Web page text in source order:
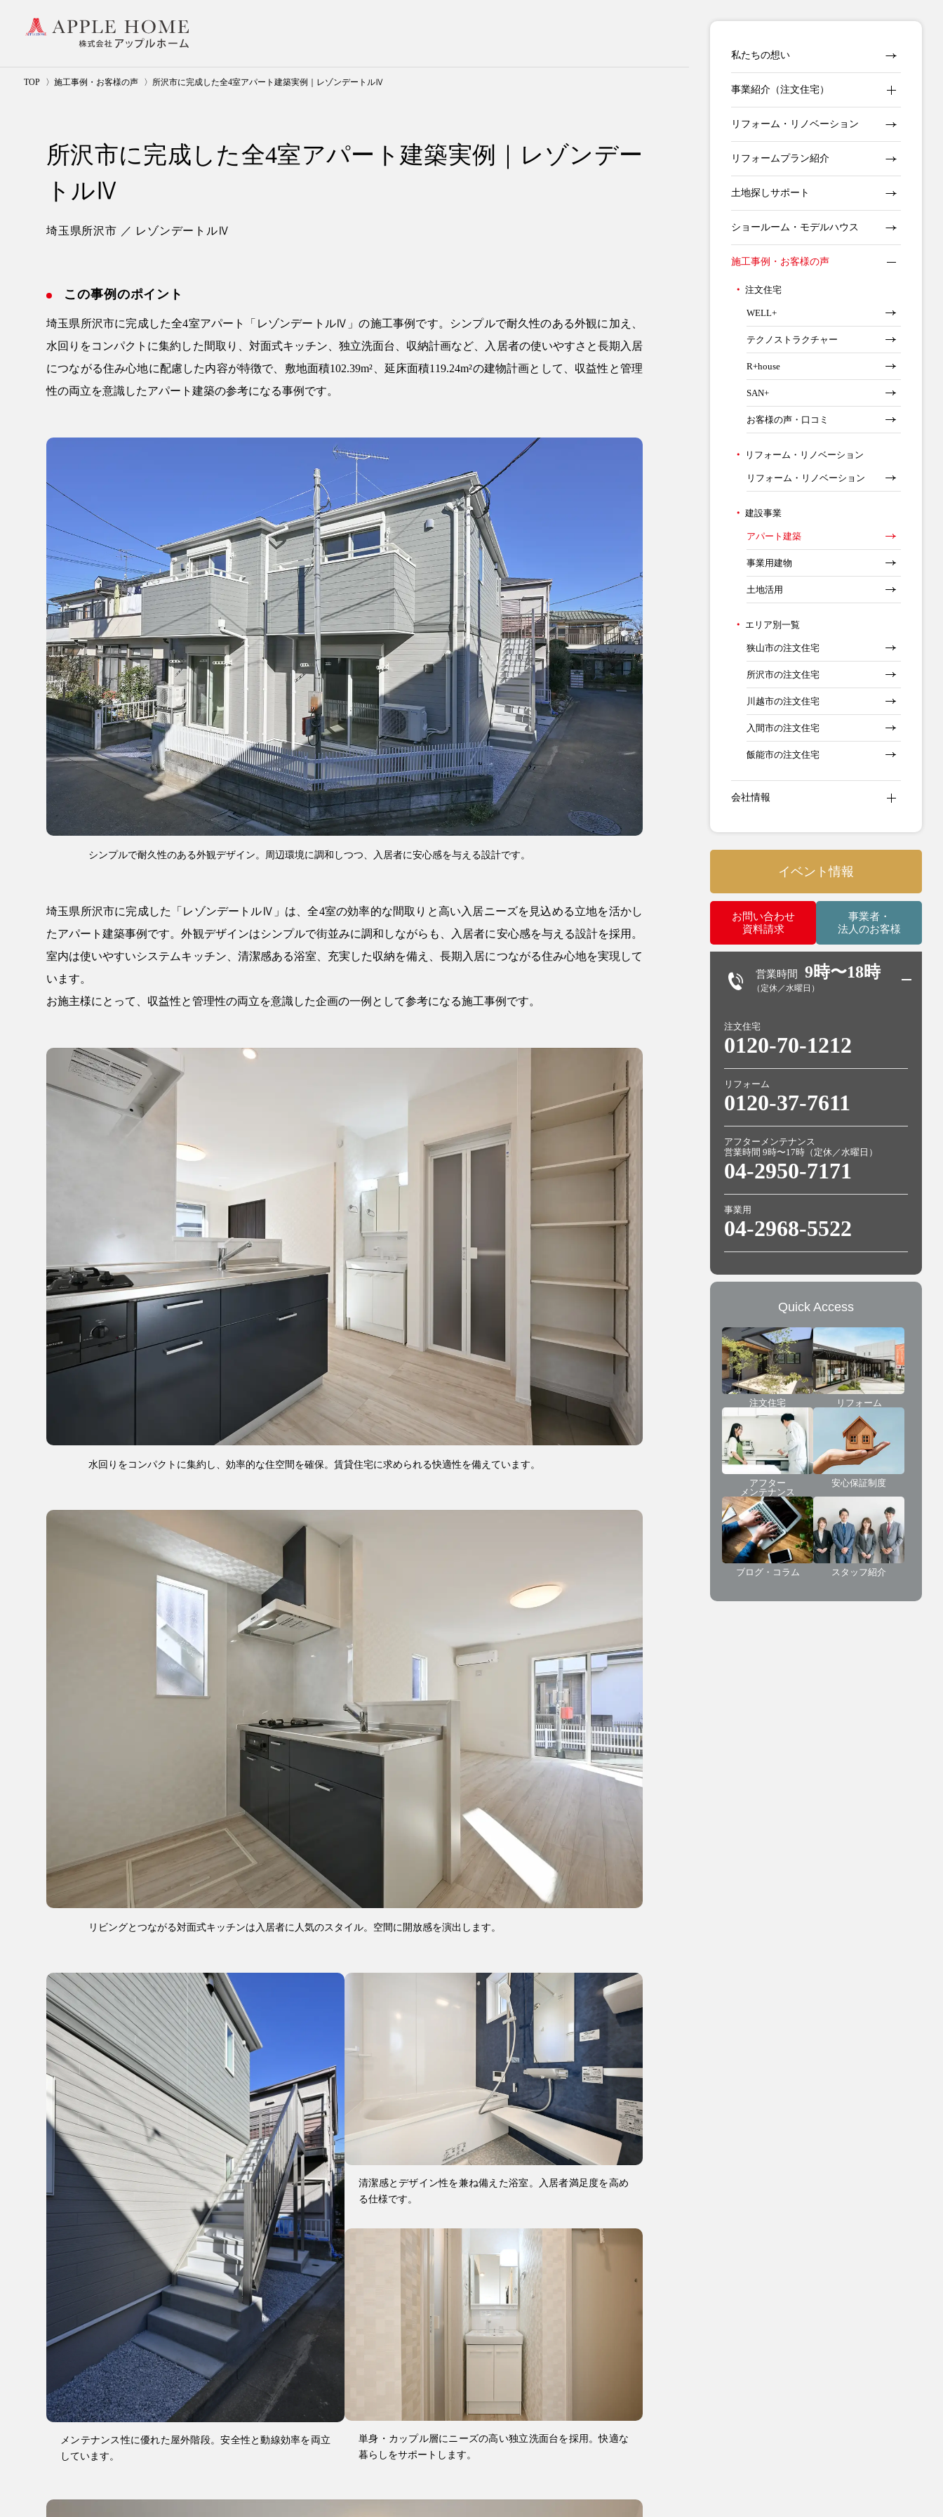
TOP 施工事例・お客様の声 所沢市に完成した全4室アパート建築実例｜レゾンデートルⅣ
所沢市に完成した全4室アパート建築実例｜レゾンデー
トルⅣ
埼玉県所沢市 ／ レゾンデートルⅣ
この事例のポイント
埼玉県所沢市に完成した全4室アパート「レゾンデートルⅣ」の施工事例です。シンプルで耐久性のある外観に加え、
水回りをコンパクトに集約した間取り、対面式キッチン、独立洗面台、収納計画など、入居者の使いやすさと長期入居
につながる住み心地に配慮した内容が特徴で、敷地面積102.39m²、延床面積119.24m²の建物計画として、収益性と管理
性の両立を意識したアパート建築の参考になる事例です。
シンプルで耐久性のある外観デザイン。周辺環境に調和しつつ、入居者に安心感を与える設計です。
埼玉県所沢市に完成した「レゾンデートルⅣ」は、全4室の効率的な間取りと高い入居ニーズを見込める立地を活かし
たアパート建築事例です。外観デザインはシンプルで街並みに調和しながらも、入居者に安心感を与える設計を採用。
室内は使いやすいシステムキッチン、清潔感ある浴室、充実した収納を備え、長期入居につながる住み心地を実現して
います。
お施主様にとって、収益性と管理性の両立を意識した企画の一例として参考になる施工事例です。
水回りをコンパクトに集約し、効率的な住空間を確保。賃貸住宅に求められる快適性を備えています。
リビングとつながる対面式キッチンは入居者に人気のスタイル。空間に開放感を演出します。
メンテナンス性に優れた屋外階段。安全性と動線効率を両立
しています。
清潔感とデザイン性を兼ね備えた浴室。入居者満足度を高め
る仕様です。
単身・カップル層にニーズの高い独立洗面台を採用。快適な
暮らしをサポートします。
私たちの想い
事業紹介（注文住宅）
リフォーム・リノベーション
リフォームプラン紹介
土地探しサポート
ショールーム・モデルハウス
施工事例・お客様の声
注文住宅
WELL+
テクノストラクチャー
R+house
SAN+
お客様の声・口コミ
リフォーム・リノベーション
リフォーム・リノベーション
建設事業
アパート建築
事業用建物
土地活用
エリア別一覧
狭山市の注文住宅
所沢市の注文住宅
川越市の注文住宅
入間市の注文住宅
飯能市の注文住宅
会社情報
イベント情報
お問い合わせ
資料請求
事業者・
法人のお客様
営業時間 9時〜18時
（定休／水曜日）
注文住宅
0120-70-1212
リフォーム
0120-37-7611
アフターメンテナンス
営業時間 9時〜17時（定休／水曜日）
04-2950-7171
事業用
04-2968-5522
Quick Access
注文住宅 リフォーム
アフター
メンテナンス
安心保証制度
ブログ・コラム スタッフ紹介